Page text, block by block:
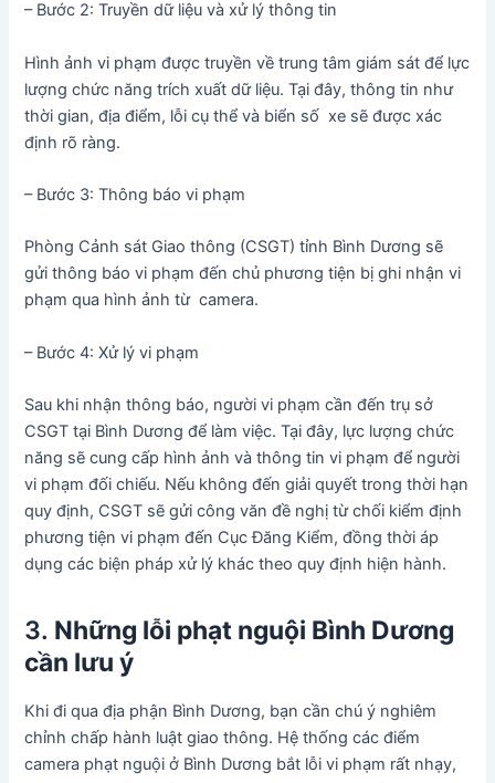
– Bước 2: Truyền dữ liệu và xử lý thông tin
Hình ảnh vi phạm được truyền về trung tâm giám sát để lực
lượng chức năng trích xuất dữ liệu. Tại đây, thông tin như
thời gian, địa điểm, lỗi cụ thể và biển số xe sẽ được xác
định rõ ràng.
– Bước 3: Thông báo vi phạm
Phòng Cảnh sát Giao thông (CSGT) tỉnh Bình Dương sẽ
gửi thông báo vi phạm đến chủ phương tiện bị ghi nhận vi
phạm qua hình ảnh từ camera.
– Bước 4: Xử lý vi phạm
Sau khi nhận thông báo, người vi phạm cần đến trụ sở
CSGT tại Bình Dương để làm việc. Tại đây, lực lượng chức
năng sẽ cung cấp hình ảnh và thông tin vi phạm để người
vi phạm đối chiếu. Nếu không đến giải quyết trong thời hạn
quy định, CSGT sẽ gửi công văn đề nghị từ chối kiểm định
phương tiện vi phạm đến Cục Đăng Kiểm, đồng thời áp
dụng các biện pháp xử lý khác theo quy định hiện hành.
3. Những lỗi phạt nguội Bình Dương
cần lưu ý
Khi đi qua địa phận Bình Dương, bạn cần chú ý nghiêm
chỉnh chấp hành luật giao thông. Hệ thống các điểm
camera phạt nguội ở Bình Dương bắt lỗi vi phạm rất nhạy,